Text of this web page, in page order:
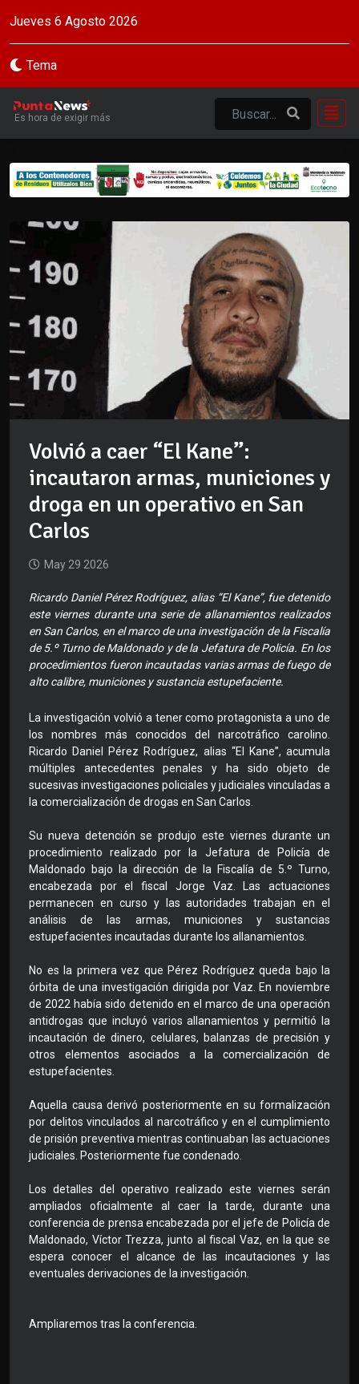
Jueves 6 Agosto 2026
Tema
Es hora de exigir más
Volvió a caer “El Kane”:
incautaron armas, municiones y
droga en un operativo en San
Carlos
May 29 2026
Ricardo Daniel Pérez Rodríguez, alias “El Kane”, fue detenido
este viernes durante una serie de allanamientos realizados
en San Carlos, en el marco de una investigación de la Fiscalía
de 5.º Turno de Maldonado y de la Jefatura de Policía. En los
procedimientos fueron incautadas varias armas de fuego de
alto calibre, municiones y sustancia estupefaciente.
La investigación volvió a tener como protagonista a uno de
los nombres más conocidos del narcotráfico carolino.
Ricardo Daniel Pérez Rodríguez, alias “El Kane”, acumula
múltiples antecedentes penales y ha sido objeto de
sucesivas investigaciones policiales y judiciales vinculadas a
la comercialización de drogas en San Carlos.
Su nueva detención se produjo este viernes durante un
procedimiento realizado por la Jefatura de Policía de
Maldonado bajo la dirección de la Fiscalía de 5.º Turno,
encabezada por el fiscal Jorge Vaz. Las actuaciones
permanecen en curso y las autoridades trabajan en el
análisis de las armas, municiones y sustancias
estupefacientes incautadas durante los allanamientos.
No es la primera vez que Pérez Rodríguez queda bajo la
órbita de una investigación dirigida por Vaz. En noviembre
de 2022 había sido detenido en el marco de una operación
antidrogas que incluyó varios allanamientos y permitió la
incautación de dinero, celulares, balanzas de precisión y
otros elementos asociados a la comercialización de
estupefacientes.
Aquella causa derivó posteriormente en su formalización
por delitos vinculados al narcotráfico y en el cumplimiento
de prisión preventiva mientras continuaban las actuaciones
judiciales. Posteriormente fue condenado.
Los detalles del operativo realizado este viernes serán
ampliados oficialmente al caer la tarde, durante una
conferencia de prensa encabezada por el jefe de Policía de
Maldonado, Víctor Trezza, junto al fiscal Vaz, en la que se
espera conocer el alcance de las incautaciones y las
eventuales derivaciones de la investigación.
Ampliaremos tras la conferencia.